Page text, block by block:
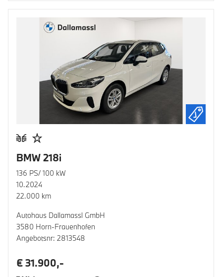
BMW 218i
136 PS/ 100 kW
10.2024
22.000 km
Autohaus Dallamassl GmbH
3580 Horn-Frauenhofen
Angebotsnr: 2813548
€ 31.900,-